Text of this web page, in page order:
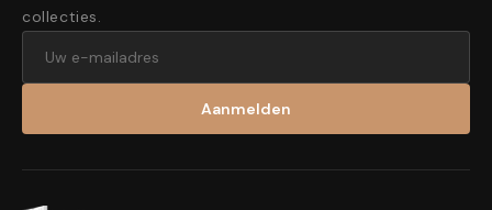
collecties.
Aanmelden